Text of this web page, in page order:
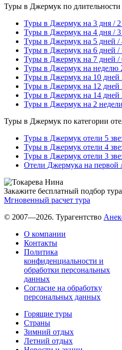
Туры в Джермук по длительности
Туры в Джермук на 3 дня /
Туры в Джермук на 4 дня /
Туры в Джермук на 5 дней /
Туры в Джермук на 6 дней /
Туры в Джермук на 7 дней /
Туры в Джермук на неделю
Туры в Джермук на 10 дней
Туры в Джермук на 12 дней
Туры в Джермук на 14 дней
Туры в Джермук на 2
Туры в Джермук по категории
Туры в Джермук отели 5
Туры в Джермук отели 4
Туры в Джермук отели 3
Отели Джермука на первой
Закажите бесплатный подбор
Мгновенный расчет тура
© 2007—2026. Турагентство
О компании
Контакты
Политика
конфиденциальности и
обработки персональных
данных
Согласие на обработку
персональных данных
Горящие туры
Страны
Зимний отдых
Летний отдых